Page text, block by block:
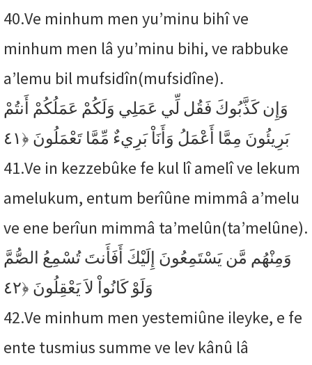
40.Ve minhum men yu’minu bihî ve
minhum men lâ yu’minu bihi, ve rabbuke
a’lemu bil mufsidîn(mufsidîne).
وَإِن كَذَّبُوكَ فَقُل لِّي عَمَلِي وَلَكُمْ عَمَلُكُمْ أَنتُمْ
بَرِيئُونَ مِمَّا أَعْمَلُ وَأَنَاْ بَرِيءٌ مِّمَّا تَعْمَلُونَ ﴿٤١
41.Ve in kezzebûke fe kul lî amelî ve lekum
amelukum, entum berîûne mimmâ a’melu
ve ene berîun mimmâ ta’melûn(ta’melûne).
وَمِنْهُم مَّن يَسْتَمِعُونَ إِلَيْكَ أَفَأَنتَ تُسْمِعُ الصُّمَّ
وَلَوْ كَانُواْ لاَ يَعْقِلُونَ ﴿٤٢
42.Ve minhum men yestemiûne ileyke, e fe
ente tusmius summe ve lev kânû lâ